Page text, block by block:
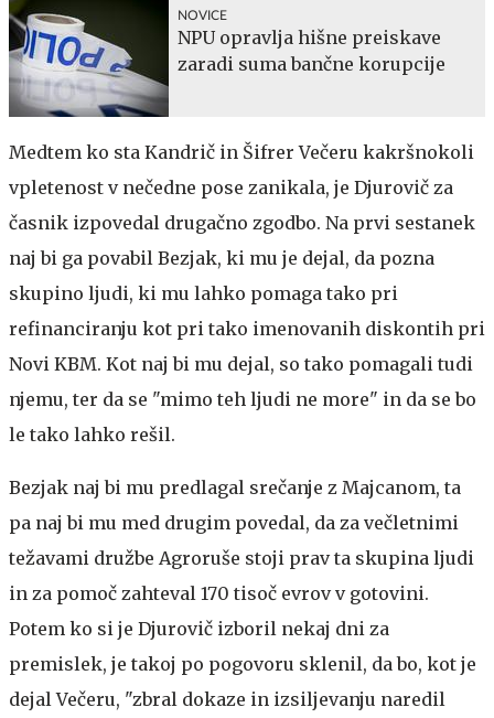
NOVICE
NPU opravlja hišne preiskave
zaradi suma bančne korupcije
Medtem ko sta Kandrič in Šifrer Večeru kakršnokoli
vpletenost v nečedne pose zanikala, je Djurovič za
časnik izpovedal drugačno zgodbo. Na prvi sestanek
naj bi ga povabil Bezjak, ki mu je dejal, da pozna
skupino ljudi, ki mu lahko pomaga tako pri
refinanciranju kot pri tako imenovanih diskontih pri
Novi KBM. Kot naj bi mu dejal, so tako pomagali tudi
njemu, ter da se "mimo teh ljudi ne more" in da se bo
le tako lahko rešil.
Bezjak naj bi mu predlagal srečanje z Majcanom, ta
pa naj bi mu med drugim povedal, da za večletnimi
težavami družbe Agroruše stoji prav ta skupina ljudi
in za pomoč zahteval 170 tisoč evrov v gotovini.
Potem ko si je Djurovič izboril nekaj dni za
premislek, je takoj po pogovoru sklenil, da bo, kot je
dejal Večeru, "zbral dokaze in izsiljevanju naredil